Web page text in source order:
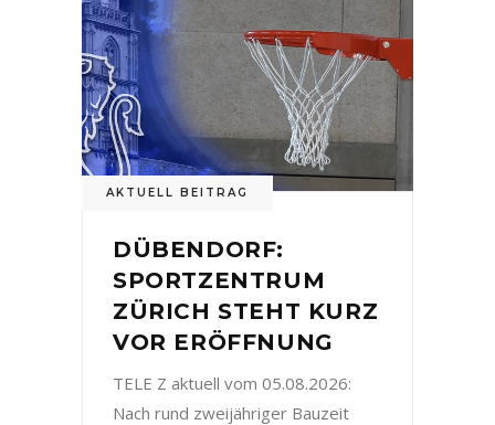
AKTUELL BEITRAG
DÜBENDORF:
SPORTZENTRUM
ZÜRICH STEHT KURZ
VOR ERÖFFNUNG
TELE Z aktuell vom 05.08.2026:
Nach rund zweijähriger Bauzeit